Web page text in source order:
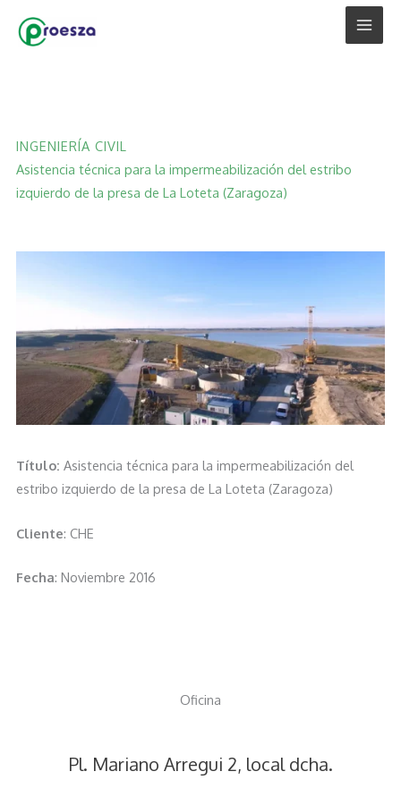
INGENIERÍA CIVIL
Asistencia técnica para la impermeabilización del estribo
izquierdo de la presa de La Loteta (Zaragoza)
Título: Asistencia técnica para la impermeabilización del
estribo izquierdo de la presa de La Loteta (Zaragoza)
Cliente: CHE
Fecha: Noviembre 2016
Oficina
Pl. Mariano Arregui 2, local dcha.